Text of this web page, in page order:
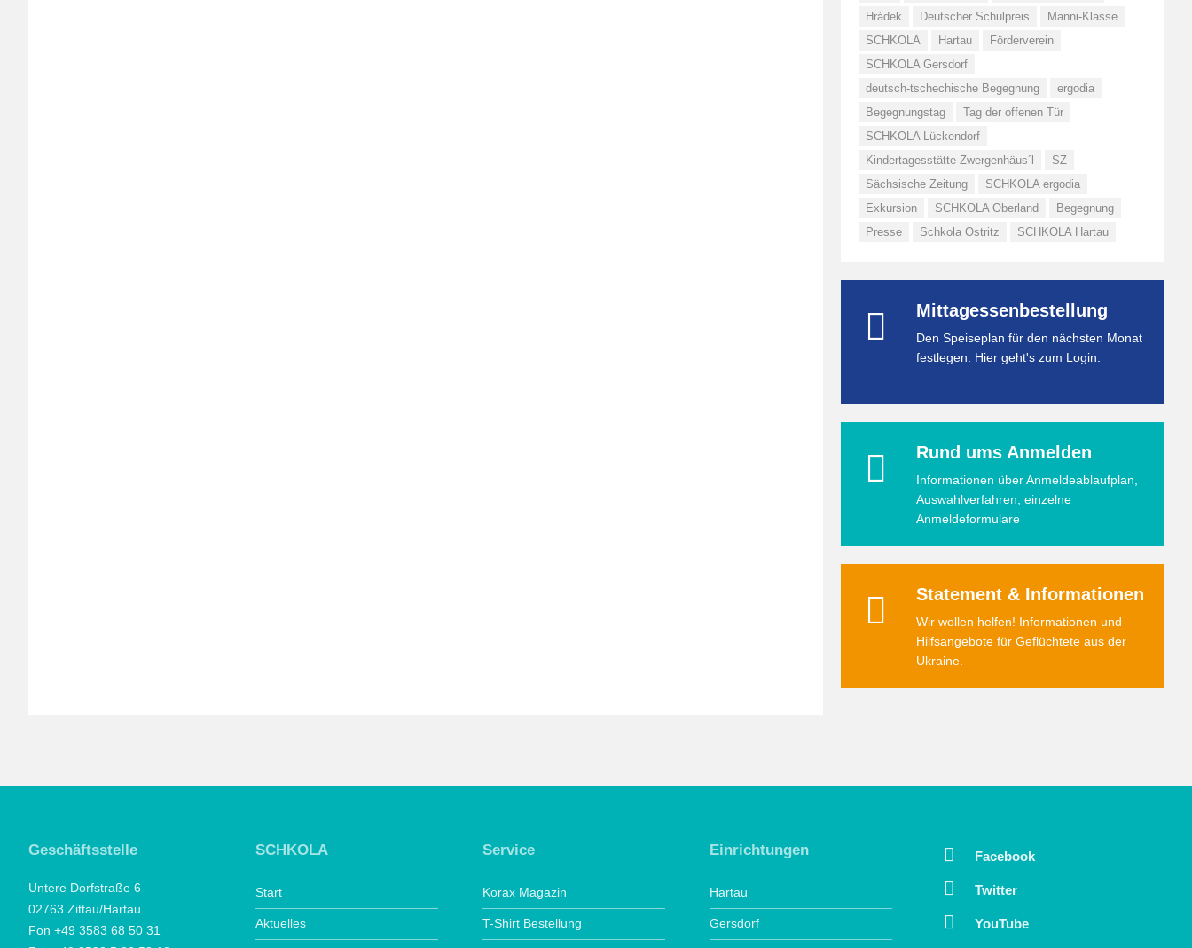
Hrádek
Deutscher Schulpreis
Manni-Klasse
SCHKOLA
Hartau
Förderverein
SCHKOLA Gersdorf
deutsch-tschechische Begegnung
ergodia
Begegnungstag
Tag der offenen Tür
SCHKOLA Lückendorf
Kindertagesstätte Zwergenhäus´l
SZ
Sächsische Zeitung
SCHKOLA ergodia
Exkursion
SCHKOLA Oberland
Begegnung
Presse
Schkola Ostritz SCHKOLA Hartau
Mittagessenbestellung
Den Speiseplan für den nächsten Monat
festlegen. Hier geht's zum Login.
Rund ums Anmelden
Informationen über Anmeldeablaufplan,
Auswahlverfahren, einzelne
Anmeldeformulare
Statement & Informationen
Wir wollen helfen! Informationen und
Hilfsangebote für Geflüchtete aus der
Ukraine.
Geschäftsstelle
Untere Dorfstraße 6
02763 Zittau/Hartau
Fon +49 3583 68 50 31
SCHKOLA
Start
Aktuelles
Service
Korax Magazin
T-Shirt Bestellung
Einrichtungen
Hartau
Gersdorf
Facebook
Twitter
YouTube